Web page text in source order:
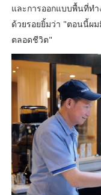
และการออกแบบพื้นที่ท
ด้วยรอยยิ้มว่า "ตอนนี้ผ
ตลอดชีวิต"